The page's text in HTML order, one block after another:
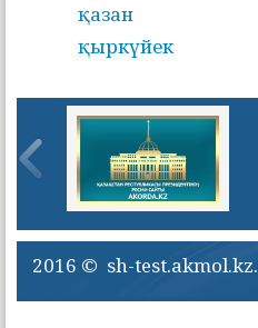
қазан
қыркүйек
2016 © sh-